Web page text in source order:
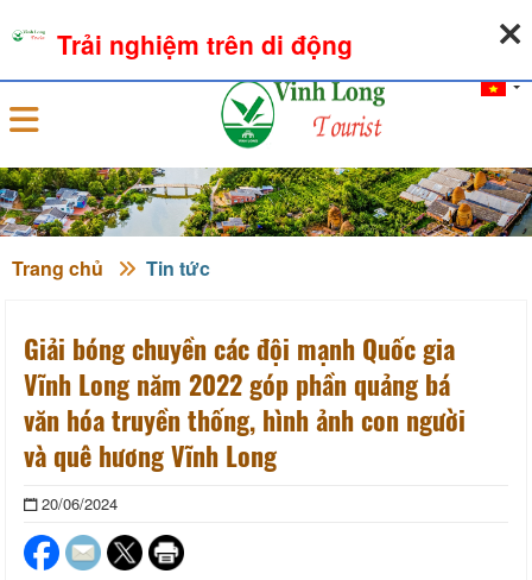
Đăng nhập
Trang chủ Tin tức
Giải bóng chuyền các đội mạnh Quốc gia
Vĩnh Long năm 2022 góp phần quảng bá
văn hóa truyền thống, hình ảnh con người
và quê hương Vĩnh Long
20/06/2024
Trải nghiệm trên di động